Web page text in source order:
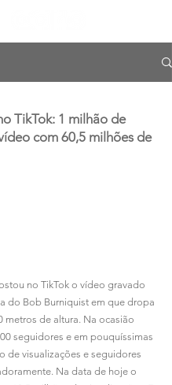
TikTok: 1 milhão de
com 60,5 milhões de
no TikTok o vídeo gravado
do Bob Burniquist em que dropa
metros de altura. Na ocasião
seguidores e em pouquíssimas
de visualizações e seguidores
Na data de hoje o